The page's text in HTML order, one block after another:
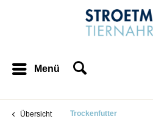
Menü
Übersicht Trockenfutter